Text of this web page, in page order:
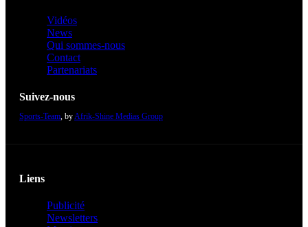
Vidéos
News
Qui sommes-nous
Contact
Partenariats
Suivez-nous
Sports-Team , by Afrik-Shine Medias Group
Liens
Publicité
Newsletters